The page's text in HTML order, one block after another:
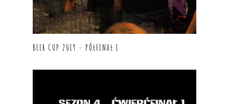
BEER CUP 2019 - PÓŁFINAŁ 1